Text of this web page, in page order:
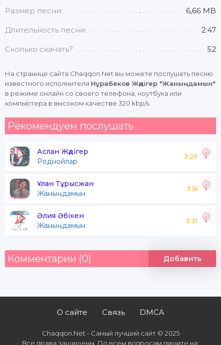
Размер песни: 6,66 MB
Длительность песни: 2:47
Сколько скачать? 52
На странице сайта Chaqqon.Net вы можете послушать песню
известного исполнителя Нұрабеков Жәдігер "Жаныңдамын"
в режиме онлайн со своего телефона, ноутбука или
компьютера в высоком качестве 320 kbp/s.
Рекомендуем послушать
Аслан Жәдігер
Роднойлар
3:29
Ұлан Тұрысжан
Жаныңдамын
3:16
Әлия Әбікен
Жаныңдамын
3:31
Комментарии (0) Добавить
О сайте Связь DMCA
Chaqqon.Net - Самый лучший сайт © 2025
Все права защищены. По всем вопросам пишите на: